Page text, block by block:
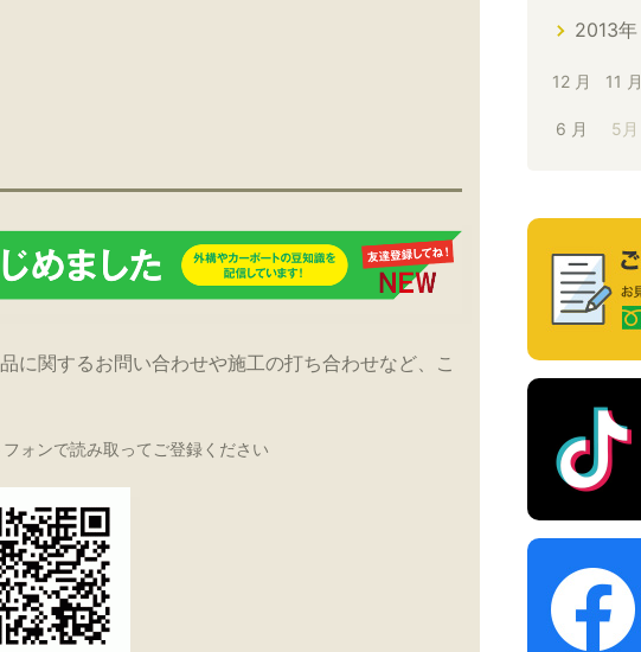
に関するお問い合わせや施工の打ち合わせなど、こ
ォンで読み取ってご登録ください
2013年
12 月 11 月
6 月 5月